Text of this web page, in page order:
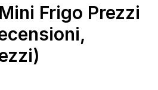
Frigo Prezzi